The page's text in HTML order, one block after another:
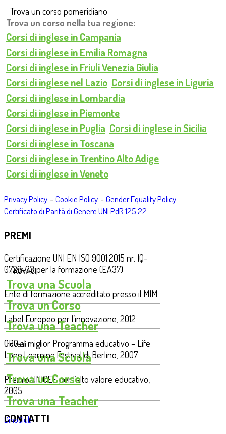
TROVACI
Trova una Scuola
Trova un Corso
Trova una Teacher
Trovaci
Trova una Scuola
Trova un Corso
Trova una Teacher
DinoClub
Trova un corso pomeridiano
Trova un corso nella tua regione:
Corsi di inglese in Campania
Corsi di inglese in Emilia Romagna
Corsi di inglese in Friuli Venezia Giulia
Corsi di inglese nel Lazio Corsi di inglese in Liguria
Corsi di inglese in Lombardia
Corsi di inglese in Piemonte
Corsi di inglese in Puglia Corsi di inglese in Sicilia
Corsi di inglese in Toscana
Corsi di inglese in Trentino Alto Adige
Corsi di inglese in Veneto
Privacy Policy -Cookie Policy -Gender Equality Policy
Certificato di Parità di Genere UNI PdR 125:22
PREMI
Certificazione UNI EN ISO 9001:2015 nr. IQ-
0723-03 per la formazione (EA37)
Ente di formazione accreditato presso il MIM
Label Europeo per l’innovazione, 2012
ORO al miglior Programma educativo – Life
Long Learning Festival di Berlino, 2007
Premio UNICEF per l’alto valore educativo,
2005
CONTATTI